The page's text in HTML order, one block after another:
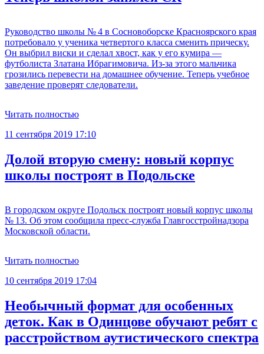
Руководство школы № 4 в Сосновоборске Красноярского края
потребовало у ученика четвертого класса сменить прическу.
Он выбрил виски и сделал хвост, как у его кумира —
футболиста Златана Ибрагимовича. Из-за этого мальчика
грозились перевести на домашнее обучение. Теперь учебное
заведение проверят следователи.
Читать полностью
11 сентября 2019 17:10
Долой вторую смену: новый корпус
школы построят в Подольске
В городском округе Подольск построят новый корпус школы
№ 13. Об этом сообщила пресс-служба Главгосстройнадзора
Московской области.
Читать полностью
10 сентября 2019 17:04
Необычный формат для особенных
деток. Как в Одинцове обучают ребят с
расстройством аутистического спектра